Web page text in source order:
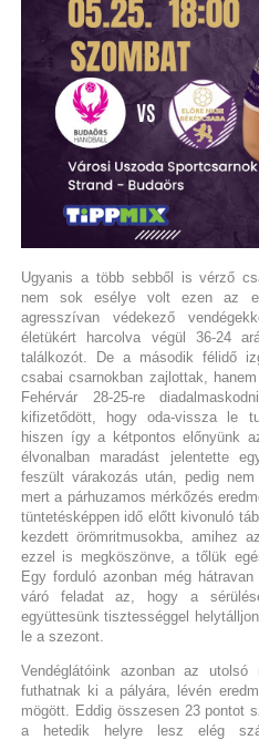
Ugyanis a több sebből is vérző
nem sok esélye volt ezen az
agresszívan védekező
életükért harcolva végül 36-24
találkozót. De a második félidő
csabai csarnokban zajlottak,
Fehérvár 28-25-re
kifizetődött, hogy oda-vissza le
hiszen így a kétpontos előnyünk
élvonalban maradást jelentette
feszült várakozás után, pedig nem
mert a párhuzamos mérkőzés
tüntetésképpen idő előtt kivonuló
kezdett örömritmusokba, amihez
ezzel is megköszönve, a tőlük
Egy forduló azonban még
váró feladat az, hogy a
együttesünk tisztességgel
le a szezont.
Vendéglátóink azonban az
futhatnak ki a pályára, lévén
mögött. Eddig összesen 23 pontot
a hetedik helyre lesz elég